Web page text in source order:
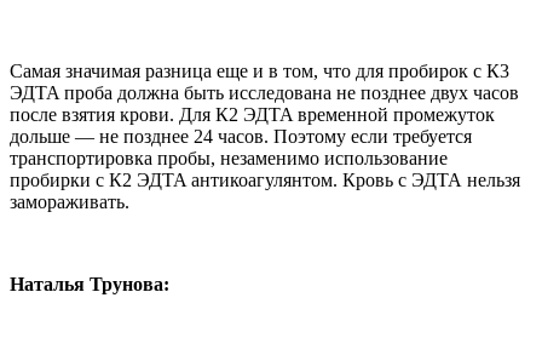
Самая значимая разница еще и в том, что для пробирок с К3
ЭДTA проба должна быть исследована не позднее двух часов
после взятия крови. Для К2 ЭДTA временной промежуток
дольше — не позднее 24 часов. Поэтому если требуется
транспортировка пробы, незаменимо использование
пробирки с К2 ЭДTA антикоагулянтом. Кровь с ЭДТА нельзя
замораживать.
Наталья Трунова: